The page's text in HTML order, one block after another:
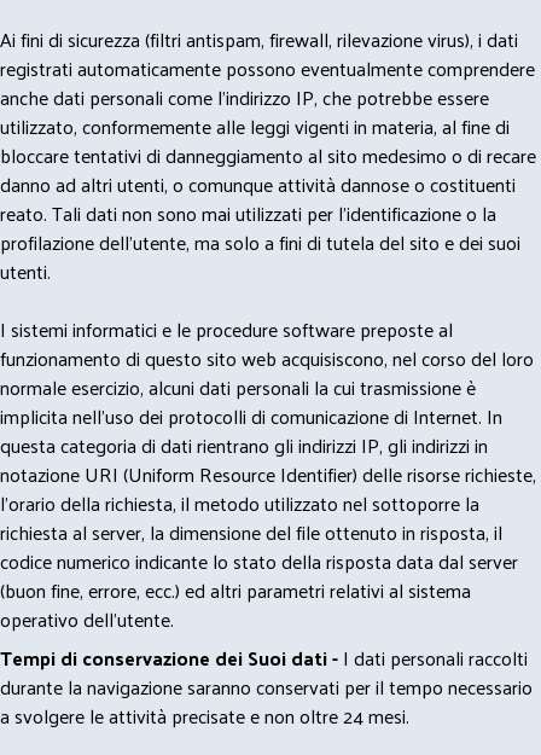
Ai fini di sicurezza (filtri antispam, firewall, rilevazione virus), i dati
registrati automaticamente possono eventualmente comprendere
anche dati personali come l'indirizzo IP, che potrebbe essere
utilizzato, conformemente alle leggi vigenti in materia, al fine di
bloccare tentativi di danneggiamento al sito medesimo o di recare
danno ad altri utenti, o comunque attività dannose o costituenti
reato. Tali dati non sono mai utilizzati per l'identificazione o la
profilazione dell'utente, ma solo a fini di tutela del sito e dei suoi
utenti.
I sistemi informatici e le procedure software preposte al
funzionamento di questo sito web acquisiscono, nel corso del loro
normale esercizio, alcuni dati personali la cui trasmissione è
implicita nell'uso dei protocolli di comunicazione di Internet. In
questa categoria di dati rientrano gli indirizzi IP, gli indirizzi in
notazione URI (Uniform Resource Identifier) delle risorse richieste,
l'orario della richiesta, il metodo utilizzato nel sottoporre la
richiesta al server, la dimensione del file ottenuto in risposta, il
codice numerico indicante lo stato della risposta data dal server
(buon fine, errore, ecc.) ed altri parametri relativi al sistema
operativo dell'utente.
Tempi di conservazione dei Suoi dati -I dati personali raccolti
durante la navigazione saranno conservati per il tempo necessario
a svolgere le attività precisate e non oltre 24 mesi.